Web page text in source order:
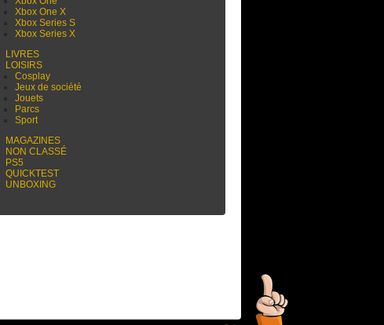
Xbox One X
Xbox Series S
Xbox Series X
LIVRES
LOISIRS
Cosplay
Jeux de société
Jouets
Parcs
Sport
MAGAZINES
NON CLASSÉ
PS5
QUICKTEST
UNBOXING